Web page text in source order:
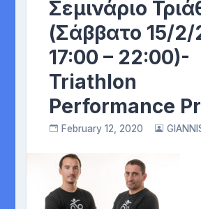
Σεμινάριο
(Σάββατο 15/2/
17:00 – 22:00)-
Triathlon
Performance
February 12, 2020